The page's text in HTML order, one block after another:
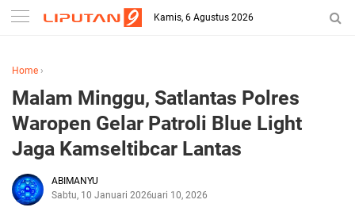
Kamis, 6 Agustus 2026
Home ›
Malam Minggu, Satlantas Polres
Waropen Gelar Patroli Blue Light
Jaga Kamseltibcar Lantas
ABIMANYU
Sabtu, 10 Januari 2026Januari 10, 2026